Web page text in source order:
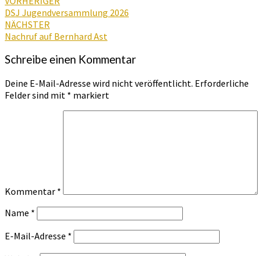
DSJ Jugendversammlung 2026
NÄCHSTER
Nachruf auf Bernhard Ast
Schreibe einen Kommentar
Deine E-Mail-Adresse wird nicht veröffentlicht. Erforderliche
Felder sind mit * markiert
Kommentar *
Name *
E-Mail-Adresse *